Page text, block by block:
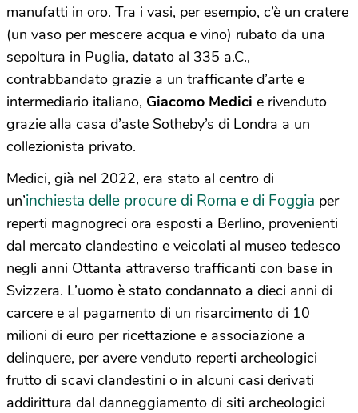
manufatti in oro. Tra i vasi, per esempio, c’è un cratere
(un vaso per mescere acqua e vino) rubato da una
sepoltura in Puglia, datato al 335 a.C.,
contrabbandato grazie a un trafficante d’arte e
intermediario italiano, Giacomo Medici e rivenduto
grazie alla casa d’aste Sotheby’s di Londra a un
collezionista privato.
Medici, già nel 2022, era stato al centro di
un’inchiesta delle procure di Roma e di Foggia per
reperti magnogreci ora esposti a Berlino, provenienti
dal mercato clandestino e veicolati al museo tedesco
negli anni Ottanta attraverso trafficanti con base in
Svizzera. L’uomo è stato condannato a dieci anni di
carcere e al pagamento di un risarcimento di 10
milioni di euro per ricettazione e associazione a
delinquere, per avere venduto reperti archeologici
frutto di scavi clandestini o in alcuni casi derivati
addirittura dal danneggiamento di siti archeologici